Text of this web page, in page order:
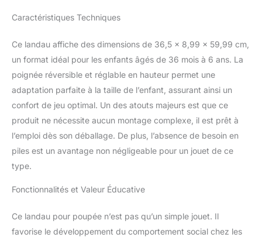
Caractéristiques Techniques
Ce landau affiche des dimensions de 36,5 x 8,99 x 59,99 cm,
un format idéal pour les enfants âgés de 36 mois à 6 ans. La
poignée réversible et réglable en hauteur permet une
adaptation parfaite à la taille de l’enfant, assurant ainsi un
confort de jeu optimal. Un des atouts majeurs est que ce
produit ne nécessite aucun montage complexe, il est prêt à
l’emploi dès son déballage. De plus, l’absence de besoin en
piles est un avantage non négligeable pour un jouet de ce
type.
Fonctionnalités et Valeur Éducative
Ce landau pour poupée n’est pas qu’un simple jouet. Il
favorise le développement du comportement social chez les